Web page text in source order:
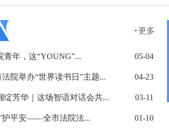
+更多
05-04
青年，这“YOUNG”...
04-23
院举办“世界读书日”主题...
03-11
绽芳华｜这场智语对话会共...
01-10
”护平安——全市法院法...